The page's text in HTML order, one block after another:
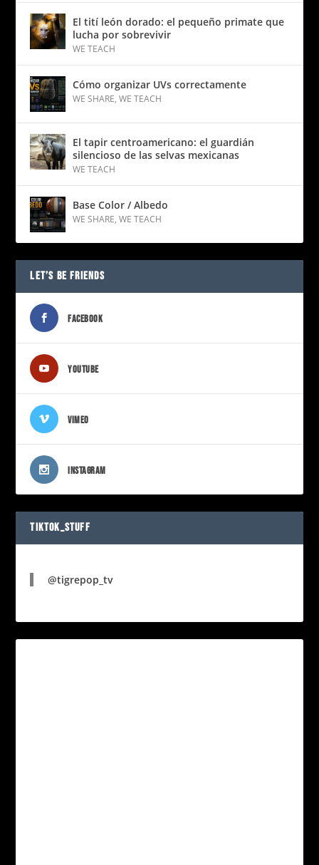
El tití león dorado: el pequeño primate que
lucha por sobrevivir
WE TEACH
Cómo organizar UVs correctamente
WE SHARE,WE TEACH
El tapir centroamericano: el guardián
silencioso de las selvas mexicanas
WE TEACH
Base Color / Albedo
WE SHARE,WE TEACH
LET’S BE FRIENDS
FACEBOOK
YOUTUBE
VIMEO
INSTAGRAM
TIKTOK_STUFF
@tigrepop_tv